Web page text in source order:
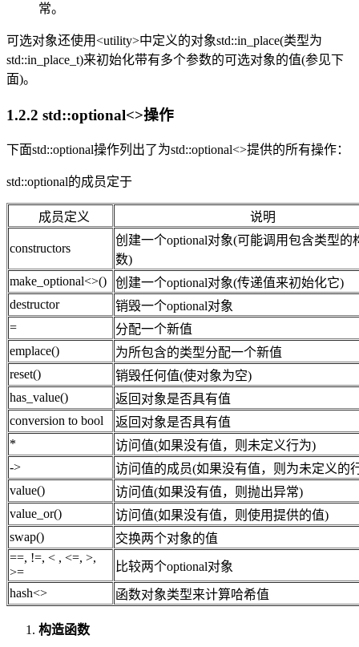
常。
可选对象还使用<utility>中定义的对象std::in_place(类型为
std::in_place_t)来初始化带有多个参数的可选对象的值(参见下
面)。
1.2.2 std::optional<>操作
下面std::optional操作列出了为std::optional<>提供的所有操作：
std::optional的成员定于
成员定义 说明
constructors
创建一个optional对象(可能调用包含类型的
数)
make_optional<>()
创建一个optional对象(传递值来初始化它)
destructor
销毁一个optional对象
=
分配一个新值
emplace()
为所包含的类型分配一个新值
reset()
销毁任何值(使对象为空)
has_value()
返回对象是否具有值
conversion to bool
返回对象是否具有值
*
访问值(如果没有值，则未定义行为)
->
访问值的成员(如果没有值，则为未定义的
value()
访问值(如果没有值，则抛出异常)
value_or()
访问值(如果没有值，则使用提供的值)
swap()
交换两个对象的值
==, !=, < , <=, >,
>=
比较两个optional对象
hash<>
函数对象类型来计算哈希值
构造函数